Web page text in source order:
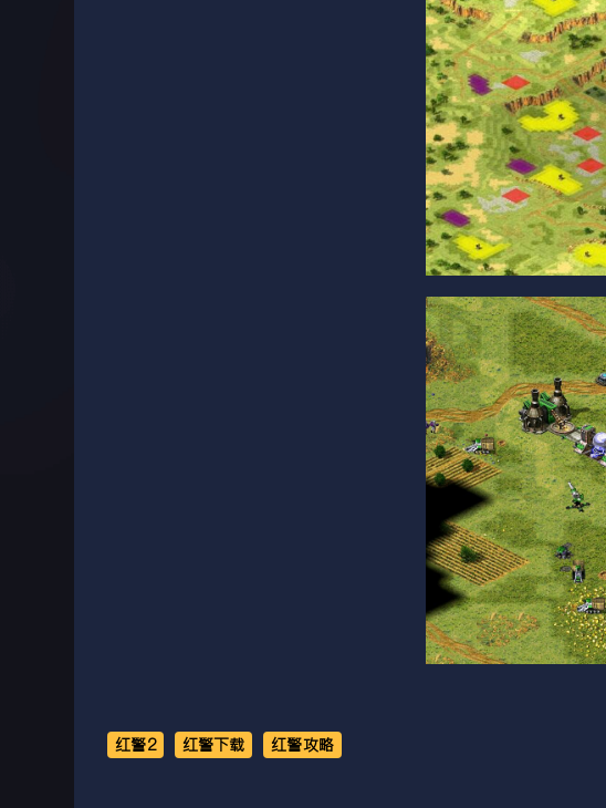
红警2 红警下载 红警攻略